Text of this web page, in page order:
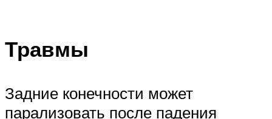
Травмы
Задние конечности может
парализовать после падения